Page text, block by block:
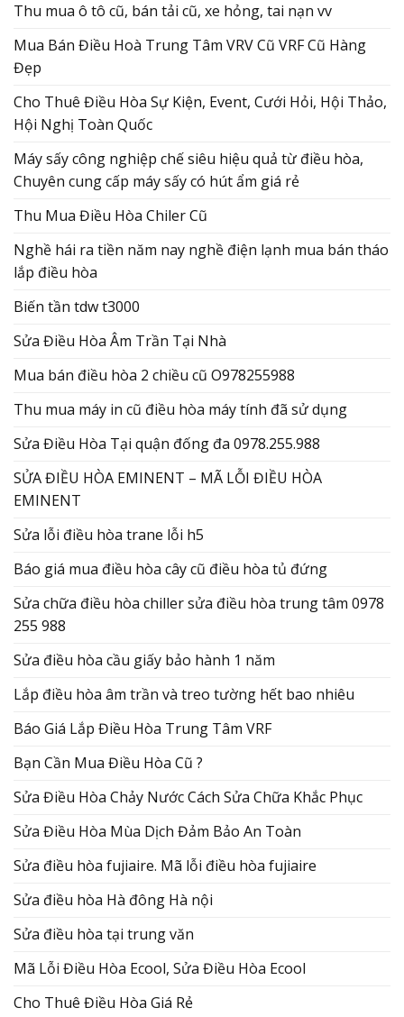
Thu mua ô tô cũ, bán tải cũ, xe hỏng, tai nạn vv
Mua Bán Điều Hoà Trung Tâm VRV Cũ VRF Cũ Hàng
Đẹp
Cho Thuê Điều Hòa Sự Kiện, Event, Cưới Hỏi, Hội Thảo,
Hội Nghị Toàn Quốc
Máy sấy công nghiệp chế siêu hiệu quả từ điều hòa,
Chuyên cung cấp máy sấy có hút ẩm giá rẻ
Thu Mua Điều Hòa Chiler Cũ
Nghề hái ra tiền năm nay nghề điện lạnh mua bán tháo
lắp điều hòa
Biến tần tdw t3000
Sửa Điều Hòa Âm Trần Tại Nhà
Mua bán điều hòa 2 chiều cũ O978255988
Thu mua máy in cũ điều hòa máy tính đã sử dụng
Sửa Điều Hòa Tại quận đống đa 0978.255.988
SỬA ĐIỀU HÒA EMINENT – MÃ LỖI ĐIỀU HÒA
EMINENT
Sửa lỗi điều hòa trane lỗi h5
Báo giá mua điều hòa cây cũ điều hòa tủ đứng
Sửa chữa điều hòa chiller sửa điều hòa trung tâm 0978
255 988
Sửa điều hòa cầu giấy bảo hành 1 năm
Lắp điều hòa âm trần và treo tường hết bao nhiêu
Báo Giá Lắp Điều Hòa Trung Tâm VRF
Bạn Cần Mua Điều Hòa Cũ ?
Sửa Điều Hòa Chảy Nước Cách Sửa Chữa Khắc Phục
Sửa Điều Hòa Mùa Dịch Đảm Bảo An Toàn
Sửa điều hòa fujiaire. Mã lỗi điều hòa fujiaire
Sửa điều hòa Hà đông Hà nội
Sửa điều hòa tại trung văn
Mã Lỗi Điều Hòa Ecool, Sửa Điều Hòa Ecool
Cho Thuê Điều Hòa Giá Rẻ